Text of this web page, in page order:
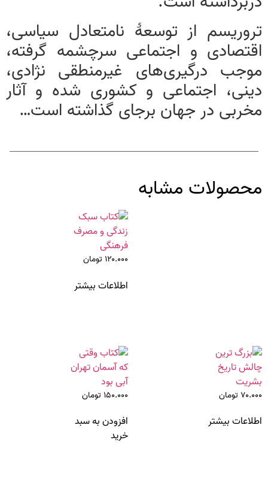
تروریسم از توسعهٔ نامتعادل سیاسی،
اقتصادی و اجتماعی سرچشمه گرفته،
موجب درگیری‌های غیرمنطقی نژادی،
دینی، اجتماعی و کشوری شده و آثار
مخربی در جهان برجای گذاشته است…
محصولات مشابه
۱۲۰.۰۰۰ تومان
اطلاعات بیشتر
۷۰.۰۰۰ تومان
اطلاعات بیشتر
۱۵۰.۰۰۰ تومان
افزودن به سبد
خرید